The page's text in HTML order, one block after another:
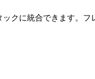
クに統合できます。